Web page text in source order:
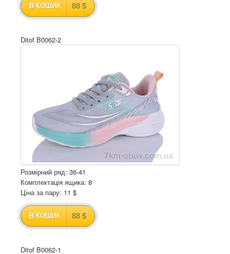
В КОШИК 88 $
Ditof B0062-2
Розмірний ряд: 36-41
Комплектація ящика: 8
Ціна за пару: 11 $
В КОШИК 88 $
Ditof B0062-1